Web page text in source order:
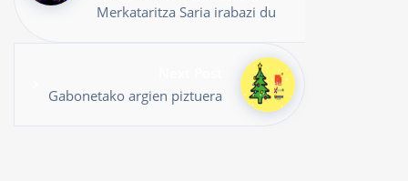
Merkataritza Saria irabazi du
Gabonetako argien piztuera